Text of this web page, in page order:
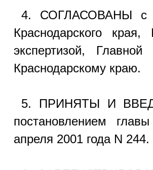
4. СОГЛАСОВАНЫ с
Краснодарского края,
экспертизой,
Краснодарскому краю.
5. ПРИНЯТЫ И
постановлением
апреля 2001 года N 244.